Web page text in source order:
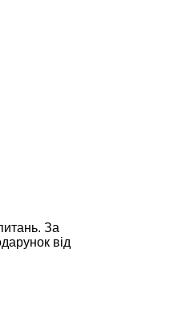
За
від